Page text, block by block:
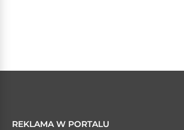
REKLAMA W PORTALU